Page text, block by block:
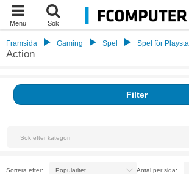
Menu Sök
Framsida Gaming Spel Spel för
Action
Filter
Sortera efter: Antal per sida: